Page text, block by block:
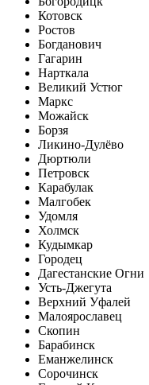
Котовск
Ростов
Богданович
Гагарин
Нарткала
Великий Устюг
Маркс
Можайск
Борзя
Ликино-Дулёво
Дюртюли
Петровск
Карабулак
Малгобек
Удомля
Холмск
Кудымкар
Городец
Дагестанские Огни
Усть-Джегута
Верхний Уфалей
Малоярославец
Скопин
Барабинск
Еманжелинск
Сорочинск